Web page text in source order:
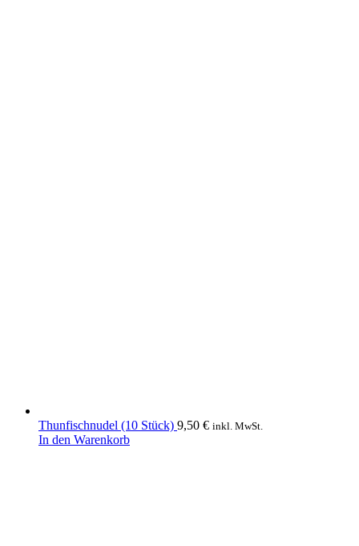
Thunfischnudel (10 Stück) 9,50 € inkl. MwSt.
In den Warenkorb